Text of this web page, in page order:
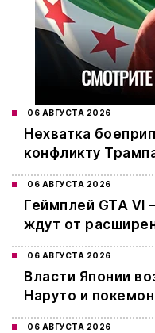
06 АВГУСТА 2026
Нехватка
конфликту
06 АВГУСТА 2026
Геймплей GTA VI
ждут от
06 АВГУСТА 2026
Власти Японии
Наруто и
06 АВГУСТА 2026